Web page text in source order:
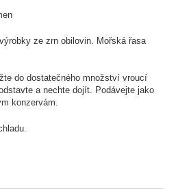
ze zrn obilovin. Mořská řasa
do dostatečného množství vroucí
a nechte dojít. Podávejte jako
konzervám.